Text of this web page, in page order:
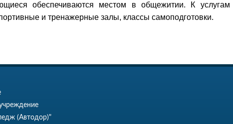
обеспечиваются местом в общежитии. К услугам
и тренажерные залы, классы самоподготовки.
(Автодор)"